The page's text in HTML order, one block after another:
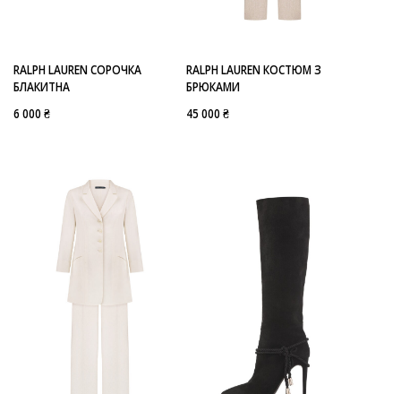
RALPH LAUREN СОРОЧКА
БЛАКИТНА
6 000 ₴
RALPH LAUREN КОСТЮМ З
БРЮКАМИ
45 000 ₴